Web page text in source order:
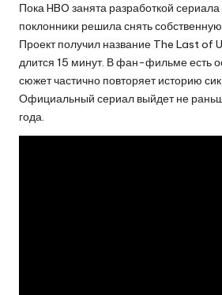
Пока HBO занята разработкой
поклонники решила снять
Проект получил название The Last of
длится 15 минут. В фан-фильме есть
сюжет частично повторяет историю
Официальный сериал выйдет не
года.